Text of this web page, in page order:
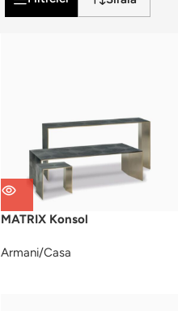
MATRIX Konsol
Armani/Casa